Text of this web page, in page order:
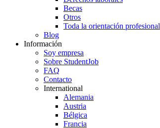
Becas
Otros
Toda la orientación profesional
Blog
Información
Soy empresa
Sobre StudentJob
FAQ
Contacto
International
Alemania
Austria
Bélgica
Francia